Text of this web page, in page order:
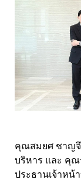
คุณสมยศ ชาญจึ
บริหาร และ คุณ
ประธานเจ้าหน้